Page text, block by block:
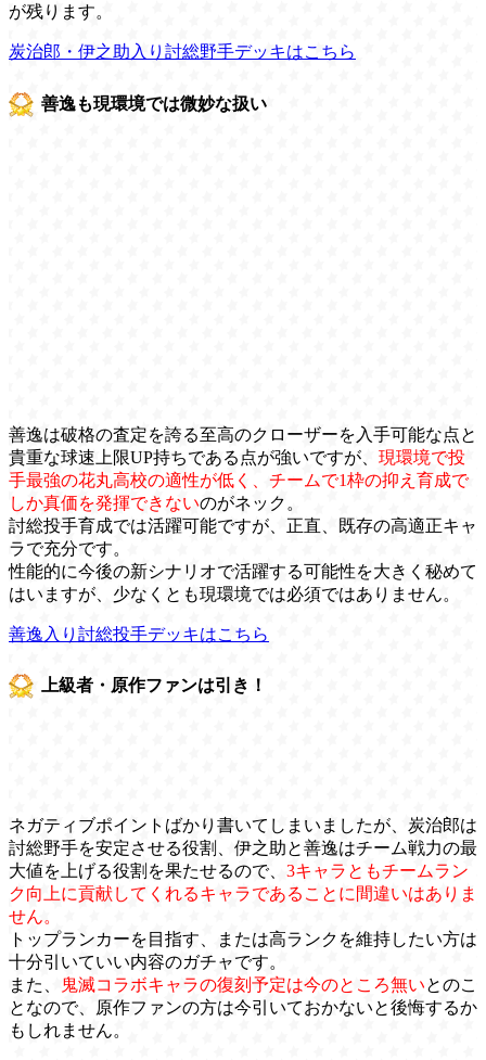
が残ります。
炭治郎・伊之助入り討総野手デッキはこちら
善逸も現環境では微妙な扱い
善逸は破格の査定を誇る至高のクローザーを入手可能な点と
貴重な球速上限UP持ちである点が強いですが、 現環境で投
手最強の花丸高校の適性が低く、チームで1枠の抑え育成で
しか真価を発揮できないのがネック。
討総投手育成では活躍可能ですが、正直、既存の高適正キャ
ラで充分です。
性能的に今後の新シナリオで活躍する可能性を大きく秘めて
はいますが、少なくとも現環境では必須ではありません。
善逸入り討総投手デッキはこちら
上級者・原作ファンは引き！
ネガティブポイントばかり書いてしまいましたが、炭治郎は
討総野手を安定させる役割、伊之助と善逸はチーム戦力の最
大値を上げる役割を果たせるので、 3キャラともチームラン
ク向上に貢献してくれるキャラであることに間違いはありま
せん。
トップランカーを目指す、または高ランクを維持したい方は
十分引いていい内容のガチャです。
また、
鬼滅コラボキャラの復刻予定は今のところ無いとのこ
となので、原作ファンの方は今引いておかないと後悔するか
もしれません。